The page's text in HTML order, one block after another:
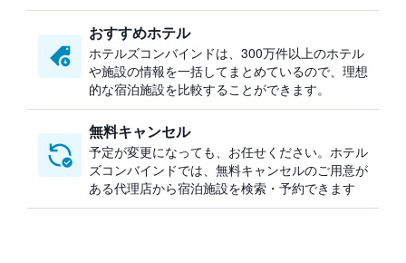
おすすめホテル
ホテルズコンバインドは、300万件以上のホテル
や施設の情報を一括してまとめているので、理想
的な宿泊施設を比較することができます。
無料キャンセル
予定が変更になっても、お任せください。ホテル
ズコンバインドでは、無料キャンセルのご用意が
ある代理店から宿泊施設を検索・予約できます